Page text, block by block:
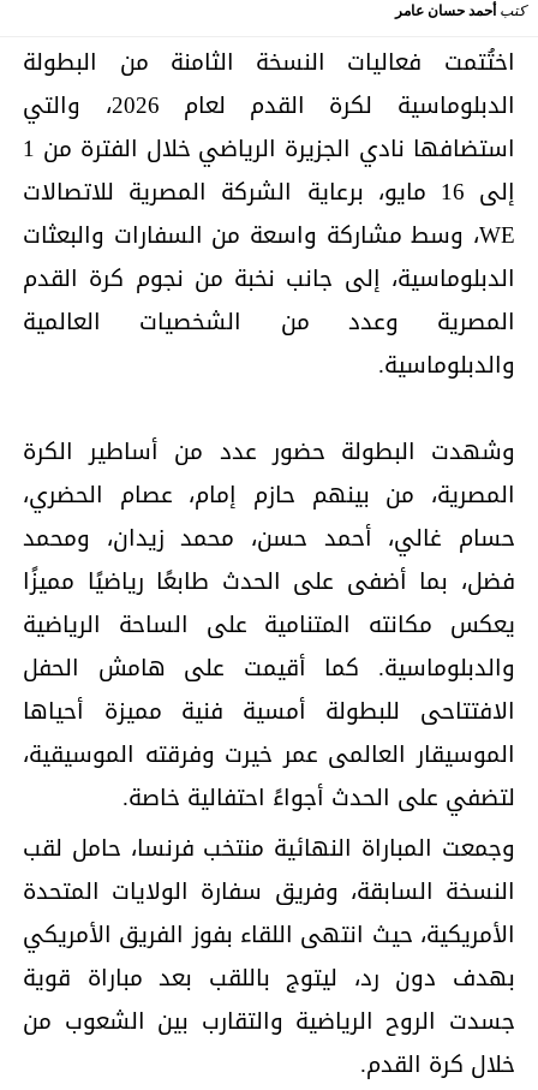
كتبأحمد حسان عامر
اختُتمت فعاليات النسخة الثامنة من البطولة
الدبلوماسية لكرة القدم لعام 2026، والتي
استضافها نادي الجزيرة الرياضي خلال الفترة من 1
إلى 16 مايو، برعاية الشركة المصرية للاتصالات
WE، وسط مشاركة واسعة من السفارات والبعثات
الدبلوماسية، إلى جانب نخبة من نجوم كرة القدم
المصرية وعدد من الشخصيات العالمية
والدبلوماسية.
وشهدت البطولة حضور عدد من أساطير الكرة
المصرية، من بينهم حازم إمام، عصام الحضري،
حسام غالي، أحمد حسن، محمد زيدان، ومحمد
فضل، بما أضفى على الحدث طابعًا رياضيًا مميزًا
يعكس مكانته المتنامية على الساحة الرياضية
والدبلوماسية. كما أقيمت على هامش الحفل
الافتتاحى للبطولة أمسية فنية مميزة أحياها
الموسيقار العالمى عمر خيرت وفرقته الموسيقية،
لتضفي على الحدث أجواءً احتفالية خاصة.
وجمعت المباراة النهائية منتخب فرنسا، حامل لقب
النسخة السابقة، وفريق سفارة الولايات المتحدة
الأمريكية، حيث انتهى اللقاء بفوز الفريق الأمريكي
بهدف دون رد، ليتوج باللقب بعد مباراة قوية
جسدت الروح الرياضية والتقارب بين الشعوب من
خلال كرة القدم.